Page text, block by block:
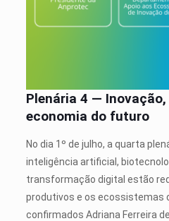
Plenária 4 —
economia do futuro
No dia 1º de julho, a quarta
inteligência artificial,
transformação digital estão
produtivos e os ecossistemas
confirmados Adriana Ferreira